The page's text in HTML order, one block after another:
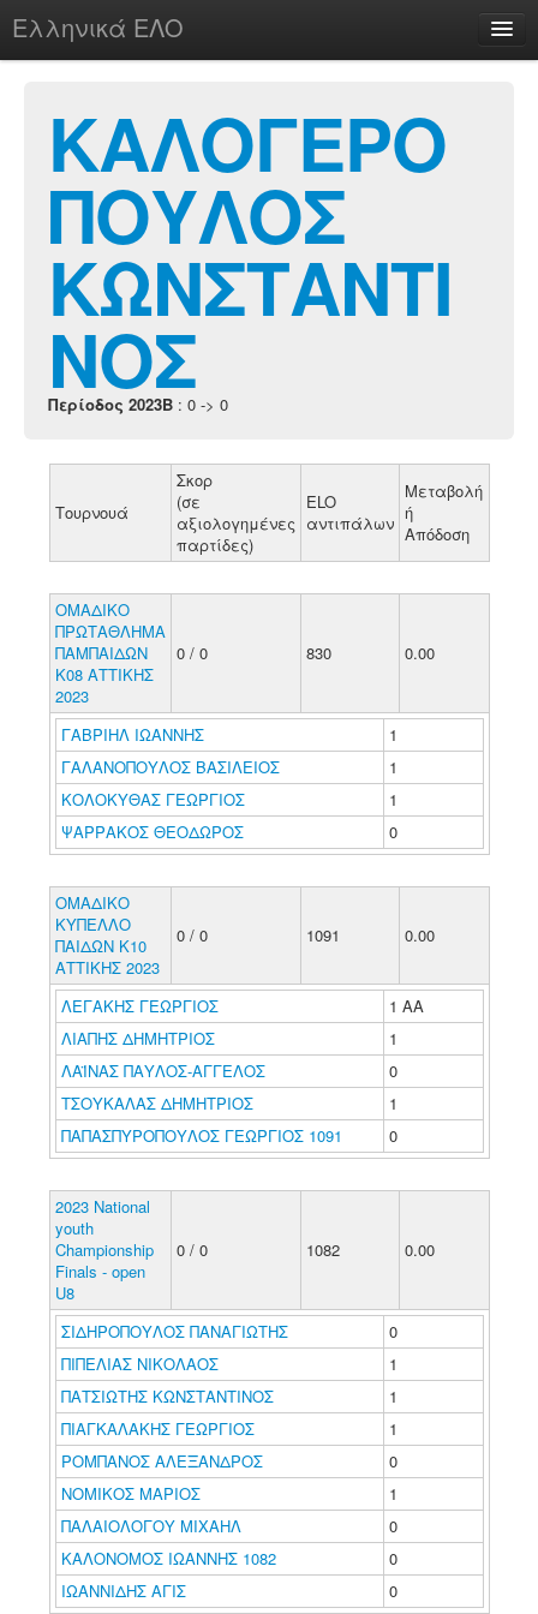
Ελληνικά ΕΛΟ
chesstu.be @ discord
Login
ΚΑΛΟΓΕΡΟ
ΠΟΥΛΟΣ
ΚΩΝΣΤΑΝΤΙ
ΝΟΣ
Περίοδος 2023B : 0 -> 0
Τουρνουά
Σκορ
(σε
αξιολογημένες
παρτίδες)
ELO
αντιπάλων
Μεταβολή
ή
Απόδοση
ΟΜΑΔΙΚΟ
ΠΡΩΤΑΘΛΗΜΑ
ΠΑΜΠΑΙΔΩΝ
Κ08 ΑΤΤΙΚΗΣ
2023
0 / 0 830 0.00
ΓΑΒΡΙΗΛ ΙΩΑΝΝΗΣ
1
ΓΑΛΑΝΟΠΟΥΛΟΣ ΒΑΣΙΛΕΙΟΣ
1
ΚΟΛΟΚΥΘΑΣ ΓΕΩΡΓΙΟΣ
1
ΨΑΡΡΑΚΟΣ ΘΕΟΔΩΡΟΣ
0
ΟΜΑΔΙΚΟ
ΚΥΠΕΛΛΟ
ΠΑΙΔΩΝ Κ10
ΑΤΤΙΚΗΣ 2023
0 / 0 1091 0.00
ΛΕΓΑΚΗΣ ΓΕΩΡΓΙΟΣ
1 ΑΑ
ΛΙΑΠΗΣ ΔΗΜΗΤΡΙΟΣ
1
ΛΑΪΝΑΣ ΠΑΥΛΟΣ-ΑΓΓΕΛΟΣ
0
ΤΣΟΥΚΑΛΑΣ ΔΗΜΗΤΡΙΟΣ
1
ΠΑΠΑΣΠΥΡΟΠΟΥΛΟΣ ΓΕΩΡΓΙΟΣ 1091
0
2023 National
youth
Championship
Finals - open
U8
0 / 0 1082 0.00
ΣΙΔΗΡΟΠΟΥΛΟΣ ΠΑΝΑΓΙΩΤΗΣ
0
ΠΙΠΕΛΙΑΣ ΝΙΚΟΛΑΟΣ
1
ΠΑΤΣΙΩΤΗΣ ΚΩΝΣΤΑΝΤΙΝΟΣ
1
ΠΙΑΓΚΑΛΑΚΗΣ ΓΕΩΡΓΙΟΣ
1
ΡΟΜΠΑΝΟΣ ΑΛΕΞΑΝΔΡΟΣ
0
ΝΟΜΙΚΟΣ ΜΑΡΙΟΣ
1
ΠΑΛΑΙΟΛΟΓΟΥ ΜΙΧΑΗΛ
0
ΚΑΛΟΝΟΜΟΣ ΙΩΑΝΝΗΣ 1082
0
ΙΩΑΝΝΙΔΗΣ ΑΓΙΣ
0